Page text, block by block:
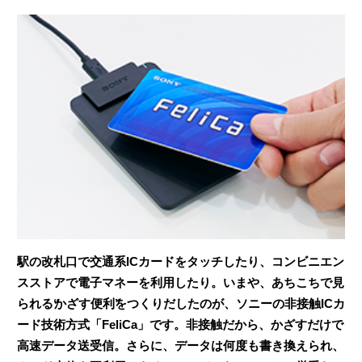
駅の改札口で交通系ICカードをタッチしたり、コンビニエン
スストアで電子マネーを利用したり。いまや、あちこちで見
られるかざす便利 をつくりだしたのが、ソニーの非接触ICカ
ード技術方式「FeliCa」です。非接触だから、かざすだけで
高速データ送受信。さらに、データは何度も書き換えられ、